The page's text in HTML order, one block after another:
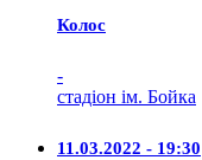
Колос
-
стадіон ім. Бойка
11.03.2022 - 19:30